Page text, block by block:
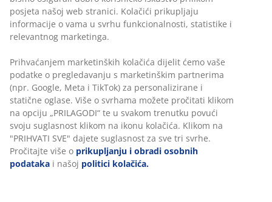
posjeta našoj web stranici. Kolačići prikupljaju
informacije o vama u svrhu funkcionalnosti, statistike i
relevantnog marketinga.
Prihvaćanjem marketinških kolačića dijelit ćemo vaše
podatke o pregledavanju s marketinškim partnerima
(npr. Google, Meta i TikTok) za personalizirane i
statične oglase. Više o svrhama možete pročitati klikom
na opciju „PRILAGODI“ te u svakom trenutku povući
svoju suglasnost klikom na ikonu kolačića. Klikom na
"PRIHVATI SVE" dajete suglasnost za sve tri svrhe.
Pročitajte više o prikupljanju i obradi osobnih
podataka i našoj politici kolačića.